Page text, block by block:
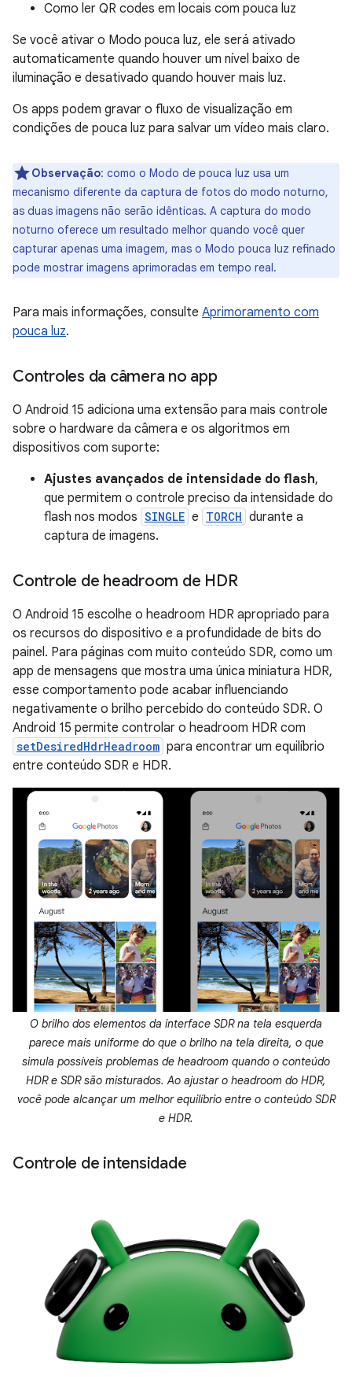
Como ler QR codes em locais com pouca luz
Se você ativar o Modo pouca luz, ele será ativado
automaticamente quando houver um nível baixo de
iluminação e desativado quando houver mais luz.
Os apps podem gravar o fluxo de visualização em
condições de pouca luz para salvar um vídeo mais claro.
Observação: como o Modo de pouca luz usa um
mecanismo diferente da captura de fotos do modo noturno,
as duas imagens não serão idênticas. A captura do modo
noturno oferece um resultado melhor quando você quer
capturar apenas uma imagem, mas o Modo pouca luz refinado
pode mostrar imagens aprimoradas em tempo real.
Para mais informações, consulte Aprimoramento com
pouca luz.
Controles da câmera no app
O Android 15 adiciona uma extensão para mais controle
sobre o hardware da câmera e os algoritmos em
dispositivos com suporte:
Ajustes avançados de intensidade do flash,
que permitem o controle preciso da intensidade do
flash nos modos SINGLE e TORCH durante a
captura de imagens.
Controle de headroom de HDR
O Android 15 escolhe o headroom HDR apropriado para
os recursos do dispositivo e a profundidade de bits do
painel. Para páginas com muito conteúdo SDR, como um
app de mensagens que mostra uma única miniatura HDR,
esse comportamento pode acabar influenciando
negativamente o brilho percebido do conteúdo SDR. O
Android 15 permite controlar o headroom HDR com
setDesiredHdrHeadroom para encontrar um equilíbrio
entre conteúdo SDR e HDR.
O brilho dos elementos da interface SDR na tela esquerda
parece mais uniforme do que o brilho na tela direita, o que
simula possíveis problemas de headroom quando o conteúdo
HDR e SDR são misturados. Ao ajustar o headroom do HDR,
você pode alcançar um melhor equilíbrio entre o conteúdo SDR
e HDR.
Controle de intensidade